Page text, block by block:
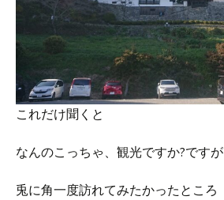
これだけ聞くと
なんのこっちゃ、観光ですか?ですが
兎に角一度訪れてみたかったところ